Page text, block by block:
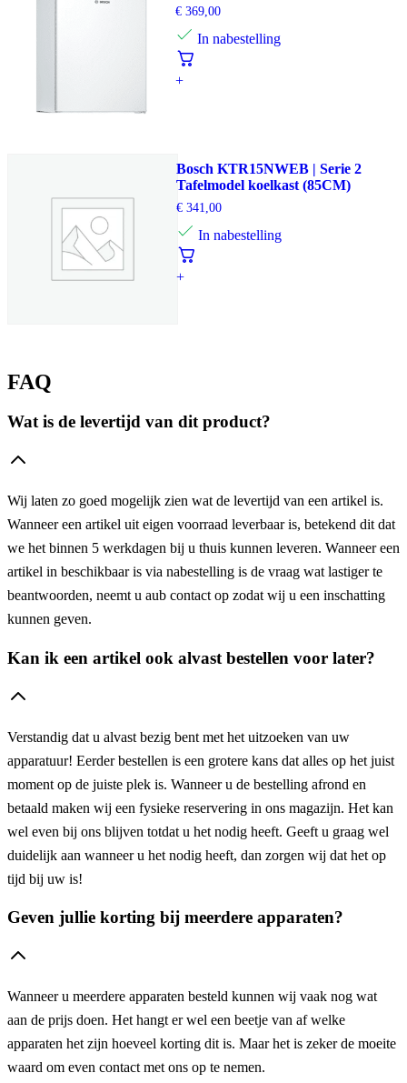
€ 369,00
In nabestelling
+
Bosch KTR15NWEB | Serie 2
Tafelmodel koelkast (85CM)
€341,00
In nabestelling
+
FAQ
Wat is de levertijd van dit product?
Wij laten zo goed mogelijk zien wat de levertijd van een artikel is.
Wanneer een artikel uit eigen voorraad leverbaar is, betekend dit dat
we het binnen 5 werkdagen bij u thuis kunnen leveren. Wanneer een
artikel in beschikbaar is via nabestelling is de vraag wat lastiger te
beantwoorden, neemt u aub contact op zodat wij u een inschatting
kunnen geven.
Kan ik een artikel ook alvast bestellen voor later?
Verstandig dat u alvast bezig bent met het uitzoeken van uw
apparatuur! Eerder bestellen is een grotere kans dat alles op het juist
moment op de juiste plek is. Wanneer u de bestelling afrond en
betaald maken wij een fysieke reservering in ons magazijn. Het kan
wel even bij ons blijven totdat u het nodig heeft. Geeft u graag wel
duidelijk aan wanneer u het nodig heeft, dan zorgen wij dat het op
tijd bij uw is!
Geven jullie korting bij meerdere apparaten?
Wanneer u meerdere apparaten besteld kunnen wij vaak nog wat
aan de prijs doen. Het hangt er wel een beetje van af welke
apparaten het zijn hoeveel korting dit is. Maar het is zeker de moeite
waard om even contact met ons op te nemen.